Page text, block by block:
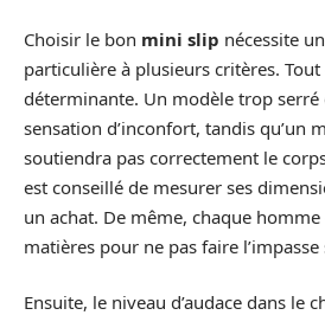
Choisir le bon mini slip nécessite
particulière à plusieurs critères. Tout
déterminante. Un modèle trop serré
sensation d’inconfort, tandis qu’un
soutiendra pas correctement le
est conseillé de mesurer ses
un achat. De même, chaque homme
matières pour ne pas faire
Ensuite, le niveau d’audace dans le